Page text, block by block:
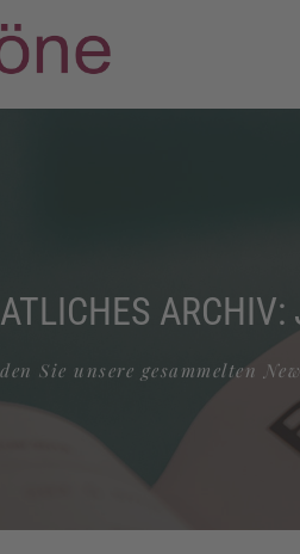
Sie unsere gesammelten